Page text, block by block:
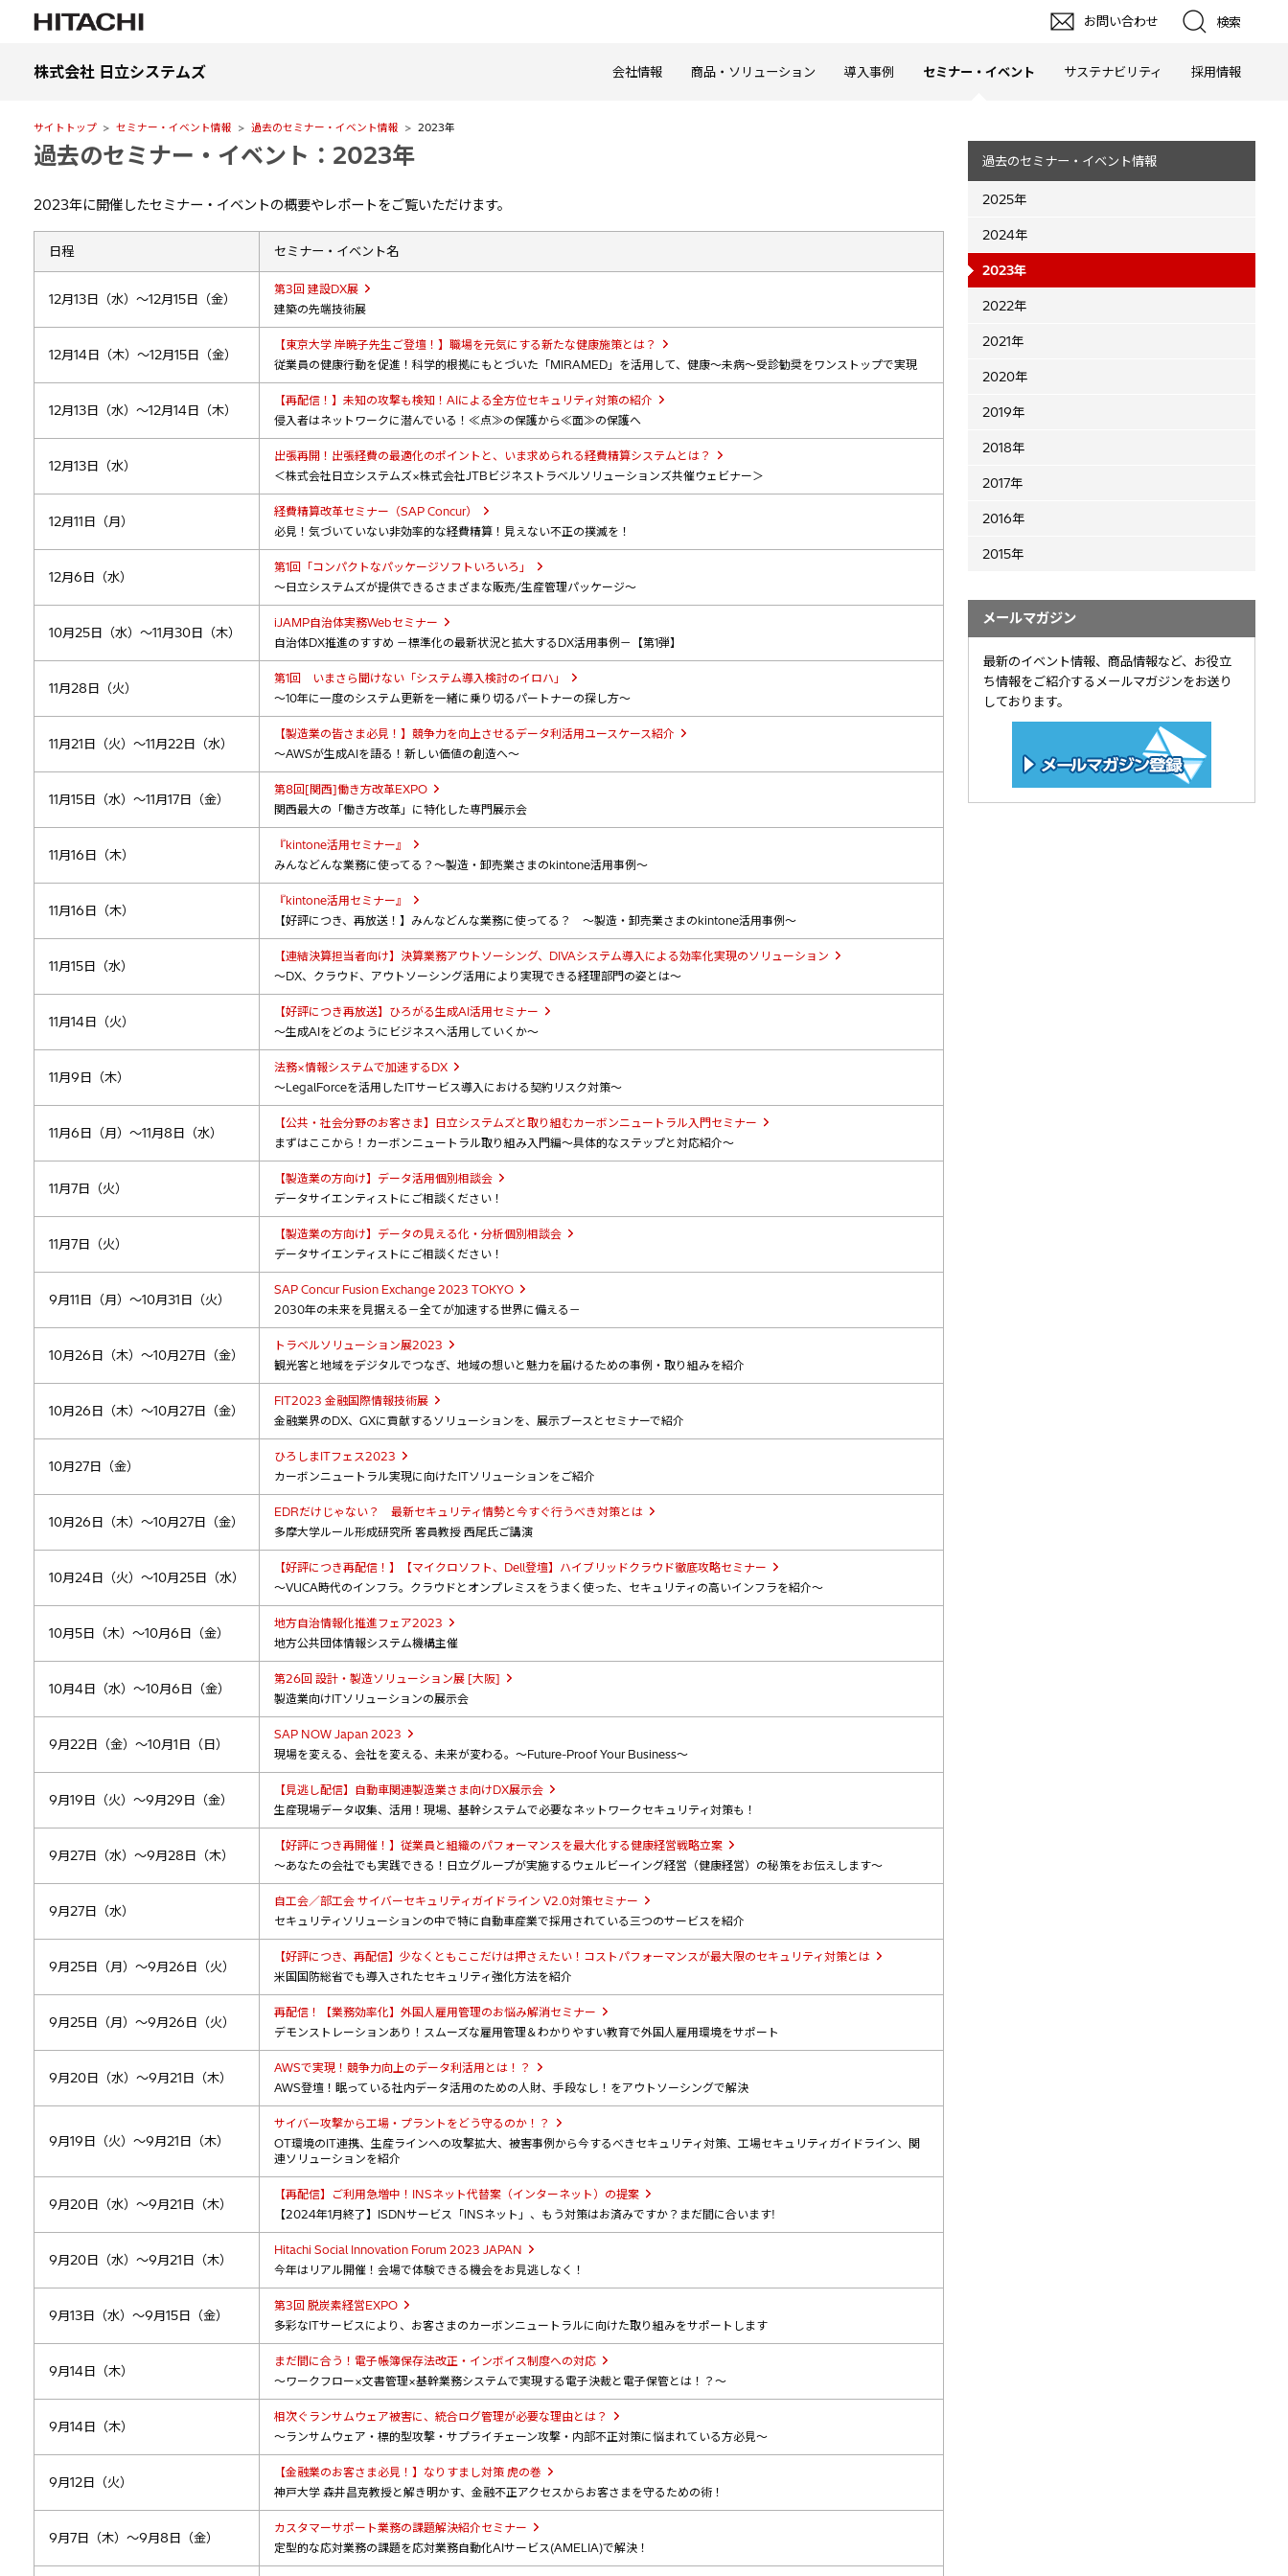
お問い合わせ 検索
株式会社 日立システムズ 会社情報 商品・ソリューション 導入事例 セミナー・イベント サステナビリティ 採用情報
サイトトップ セミナー・イベント情報 過去のセミナー・イベント情報 2023年
過去のセミナー・イベント：2023年
2023年に開催したセミナー・イベントの概要やレポートをご覧いただけます。
日程 セミナー・イベント名
12月13日（水）～12月15日（金）
第3回 建設DX展
建築の先端技術展
12月14日（木）～12月15日（金）
【東京大学 岸暁子先生ご登壇！】職場を元気にする新たな健康施策とは？
従業員の健康行動を促進！科学的根拠にもとづいた「MIRAMED」を活用して、健康～未病～受診勧奨をワンストップで実現
12月13日（水）～12月14日（木）
【再配信！】未知の攻撃も検知！AIによる全方位セキュリティ対策の紹介
侵入者はネットワークに潜んでいる！≪点≫の保護から≪面≫の保護へ
12月13日（水）
出張再開！出張経費の最適化のポイントと、いま求められる経費精算システムとは？
＜株式会社日立システムズ×株式会社JTBビジネストラベルソリューションズ共催ウェビナー＞
12月11日（月）
経費精算改革セミナー（SAP Concur）
必見！気づいていない非効率的な経費精算！見えない不正の撲滅を！
12月6日（水）
第1回「コンパクトなパッケージソフトいろいろ」
～日立システムズが提供できるさまざまな販売/生産管理パッケージ～
10月25日（水）～11月30日（木）
iJAMP自治体実務Webセミナー
自治体DX推進のすすめ －標準化の最新状況と拡大するDX活用事例－【第1弾】
11月28日（火）
第1回 いまさら聞けない「システム導入検討のイロハ」
～10年に一度のシステム更新を一緒に乗り切るパートナーの探し方～
11月21日（火）～11月22日（水）
【製造業の皆さま必見！】競争力を向上させるデータ利活用ユースケース紹介
～AWSが生成AIを語る！新しい価値の創造へ～
11月15日（水）～11月17日（金）
第8回[関西]働き方改革EXPO
関西最大の「働き方改革」に特化した専門展示会
11月16日（木）
『kintone活用セミナー』
みんなどんな業務に使ってる？～製造・卸売業さまのkintone活用事例～
11月16日（木）
『kintone活用セミナー』
【好評につき、再放送！】みんなどんな業務に使ってる？ ～製造・卸売業さまのkintone活用事例～
11月15日（水）
【連結決算担当者向け】決算業務アウトソーシング、DIVAシステム導入による効率化実現のソリューション
～DX、クラウド、アウトソーシング活用により実現できる経理部門の姿とは～
11月14日（火）
【好評につき再放送】ひろがる生成AI活用セミナー
～生成AIをどのようにビジネスへ活用していくか～
11月9日（木）
法務×情報システムで加速するDX
～LegalForceを活用したITサービス導入における契約リスク対策～
11月6日（月）～11月8日（水）
【公共・社会分野のお客さま】日立システムズと取り組むカーボンニュートラル入門セミナー
まずはここから！カーボンニュートラル取り組み入門編～具体的なステップと対応紹介～
11月7日（火）
【製造業の方向け】データ活用個別相談会
データサイエンティストにご相談ください！
11月7日（火）
【製造業の方向け】データの見える化・分析個別相談会
データサイエンティストにご相談ください！
9月11日（月）～10月31日（火）
SAP Concur Fusion Exchange 2023 TOKYO
2030年の未来を見据える－全てが加速する世界に備える－
10月26日（木）～10月27日（金）
トラベルソリューション展2023
観光客と地域をデジタルでつなぎ、地域の想いと魅力を届けるための事例・取り組みを紹介
10月26日（木）～10月27日（金）
FIT2023 金融国際情報技術展
金融業界のDX、GXに貢献するソリューションを、展示ブースとセミナーで紹介
10月27日（金）
ひろしまITフェス2023
カーボンニュートラル実現に向けたITソリューションをご紹介
10月26日（木）～10月27日（金）
EDRだけじゃない？ 最新セキュリティ情勢と今すぐ行うべき対策とは
多摩大学ルール形成研究所 客員教授 西尾氏ご講演
10月24日（火）～10月25日（水）
【好評につき再配信！】【マイクロソフト、Dell登壇】ハイブリッドクラウド徹底攻略セミナー
～VUCA時代のインフラ。クラウドとオンプレミスをうまく使った、セキュリティの高いインフラを紹介～
10月5日（木）～10月6日（金）
地方自治情報化推進フェア2023
地方公共団体情報システム機構主催
10月4日（水）～10月6日（金）
第26回 設計・製造ソリューション展 [大阪]
製造業向けITソリューションの展示会
9月22日（金）～10月1日（日）
SAP NOW Japan 2023
現場を変える、会社を変える、未来が変わる。～Future-Proof Your Business～
9月19日（火）～9月29日（金）
【見逃し配信】自動車関連製造業さま向けDX展示会
生産現場データ収集、活用！現場、基幹システムで必要なネットワークセキュリティ対策も！
9月27日（水）～9月28日（木）
【好評につき再開催！】従業員と組織のパフォーマンスを最大化する健康経営戦略立案
～あなたの会社でも実践できる！日立グループが実施するウェルビーイング経営（健康経営）の秘策をお伝えします～
9月27日（水）
自工会／部工会 サイバーセキュリティガイドライン V2.0対策セミナー
セキュリティソリューションの中で特に自動車産業で採用されている三つのサービスを紹介
9月25日（月）～9月26日（火）
【好評につき、再配信】少なくともここだけは押さえたい！コストパフォーマンスが最大限のセキュリティ対策とは
米国国防総省でも導入されたセキュリティ強化方法を紹介
9月25日（月）～9月26日（火）
再配信！【業務効率化】外国人雇用管理のお悩み解消セミナー
デモンストレーションあり！スムーズな雇用管理＆わかりやすい教育で外国人雇用環境をサポート
9月20日（水）～9月21日（木）
AWSで実現！競争力向上のデータ利活用とは！？
AWS登壇！眠っている社内データ活用のための人財、手段なし！をアウトソーシングで解決
9月19日（火）～9月21日（木）
サイバー攻撃から工場・プラントをどう守るのか！？
OT環境のIT連携、生産ラインへの攻撃拡大、被害事例から今するべきセキュリティ対策、工場セキュリティガイドライン、関
連ソリューションを紹介
9月20日（水）～9月21日（木）
【再配信】ご利用急増中！INSネット代替案（インターネット）の提案
【2024年1月終了】ISDNサービス「INSネット」、もう対策はお済みですか？まだ間に合います!
9月20日（水）～9月21日（木）
Hitachi Social Innovation Forum 2023 JAPAN
今年はリアル開催！会場で体験できる機会をお見逃しなく！
9月13日（水）～9月15日（金）
第3回 脱炭素経営EXPO
多彩なITサービスにより、お客さまのカーボンニュートラルに向けた取り組みをサポートします
9月14日（木）
まだ間に合う！電子帳簿保存法改正・インボイス制度への対応
～ワークフロー×文書管理×基幹業務システムで実現する電子決裁と電子保管とは！？～
9月14日（木）
相次ぐランサムウェア被害に、統合ログ管理が必要な理由とは？
～ランサムウェア・標的型攻撃・サプライチェーン攻撃・内部不正対策に悩まれている方必見～
9月12日（火）
【金融業のお客さま必見！】なりすまし対策 虎の巻
神戸大学 森井昌克教授と解き明かす、金融不正アクセスからお客さまを守るための術！
9月7日（木）～9月8日（金）
カスタマーサポート業務の課題解決紹介セミナー
定型的な応対業務の課題を応対業務自動化AIサービス(AMELIA)で解決！
過去のセミナー・イベント情報
2025年
2024年
2023年
2022年
2021年
2020年
2019年
2018年
2017年
2016年
2015年
メールマガジン
最新のイベント情報、商品情報など、お役立
ち情報をご紹介するメールマガジンをお送り
しております。